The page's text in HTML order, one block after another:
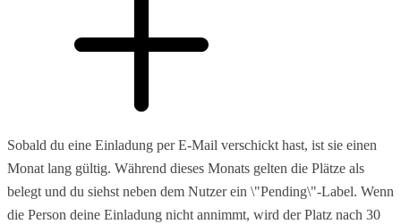
Sobald du eine Einladung per E-Mail verschickt hast, ist sie einen
Monat lang gültig. Während dieses Monats gelten die Plätze als
belegt und du siehst neben dem Nutzer ein \"Pending\"-Label. Wenn
die Person deine Einladung nicht annimmt, wird der Platz nach 30